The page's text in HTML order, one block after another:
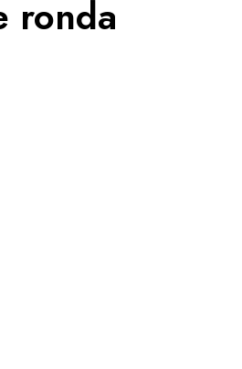
ronda